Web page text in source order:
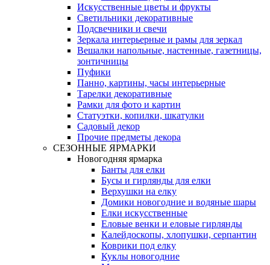
Искусственные цветы и фрукты
Светильники декоративные
Подсвечники и свечи
Зеркала интерьерные и рамы для зеркал
Вешалки напольные, настенные, газетницы,
зонтичницы
Пуфики
Панно, картины, часы интерьерные
Тарелки декоративные
Рамки для фото и картин
Статуэтки, копилки, шкатулки
Садовый декор
Прочие предметы декора
СЕЗОННЫЕ ЯРМАРКИ
Новогодняя ярмарка
Банты для елки
Бусы и гирлянды для елки
Верхушки на елку
Домики новогодние и водяные шары
Елки искусственные
Еловые венки и еловые гирлянды
Калейдоскопы, хлопушки, серпантин
Коврики под елку
Куклы новогодние